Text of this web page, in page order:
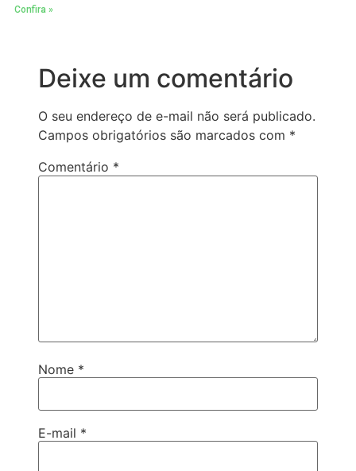
Confira »
Deixe um comentário
O seu endereço de e-mail não será publicado.
Campos obrigatórios são marcados com *
Comentário *
Nome *
E-mail *